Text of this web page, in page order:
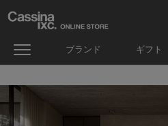
ブランド ギフト